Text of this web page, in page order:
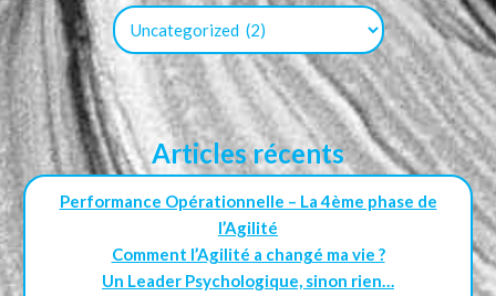
Articles récents
Performance Opérationnelle – La 4ème phase de
l’Agilité
Comment l’Agilité a changé ma vie ?
Un Leader Psychologique, sinon rien…